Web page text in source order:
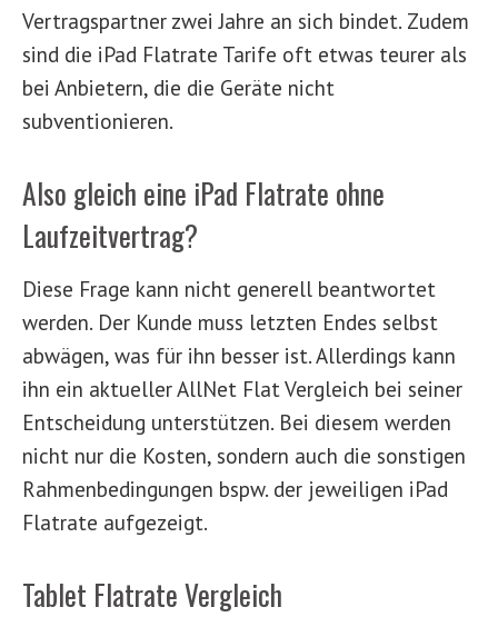
Vertragspartner zwei Jahre an sich bindet. Zudem
sind die iPad Flatrate Tarife oft etwas teurer als
bei Anbietern, die die Geräte nicht
subventionieren.
Also gleich eine iPad Flatrate ohne
Laufzeitvertrag?
Diese Frage kann nicht generell beantwortet
werden. Der Kunde muss letzten Endes selbst
abwägen, was für ihn besser ist. Allerdings kann
ihn ein aktueller AllNet Flat Vergleich bei seiner
Entscheidung unterstützen. Bei diesem werden
nicht nur die Kosten, sondern auch die sonstigen
Rahmenbedingungen bspw. der jeweiligen iPad
Flatrate aufgezeigt.
Tablet Flatrate Vergleich